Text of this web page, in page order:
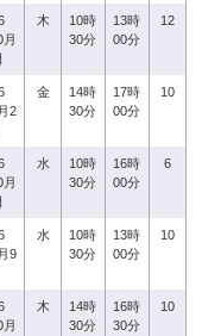
月
木
10時
30分
13時
00分
12
2
金
14時
30分
17時
00分
10
月
水
10時
30分
16時
00分
6
9
水
10時
30分
13時
00分
10
月
木
14時
30分
16時
30分
10